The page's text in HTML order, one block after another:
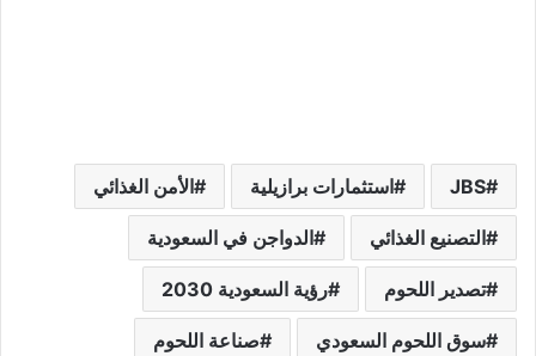
JBS استثمارات برازيلية الأمن الغذائي
التصنيع الغذائي الدواجن في السعودية
تصدير اللحوم رؤية السعودية 2030
سوق اللحوم السعودي صناعة اللحوم